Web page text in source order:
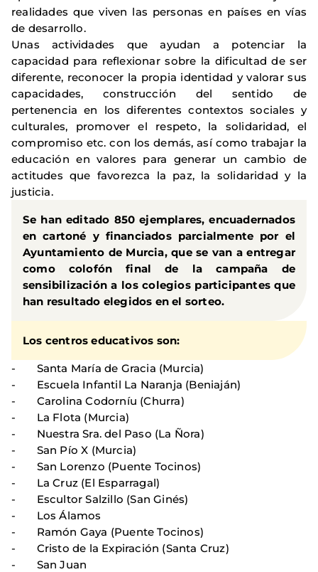
realidades que viven las personas en países en vías
de desarrollo.
Unas actividades que ayudan a potenciar la
capacidad para reflexionar sobre la dificultad de ser
diferente, reconocer la propia identidad y valorar sus
capacidades, construcción del sentido de
pertenencia en los diferentes contextos sociales y
culturales, promover el respeto, la solidaridad, el
compromiso etc. con los demás, así como trabajar la
educación en valores para generar un cambio de
actitudes que favorezca la paz, la solidaridad y la
justicia.
Se han editado 850 ejemplares, encuadernados
en cartoné y financiados parcialmente por el
Ayuntamiento de Murcia, que se van a entregar
como colofón final de la campaña de
sensibilización a los colegios participantes que
han resultado elegidos en el sorteo.
Los centros educativos son:
- Santa María de Gracia (Murcia)
- Escuela Infantil La Naranja (Beniaján)
- Carolina Codorníu (Churra)
- La Flota (Murcia)
- Nuestra Sra. del Paso (La Ñora)
- San Pío X (Murcia)
- San Lorenzo (Puente Tocinos)
- La Cruz (El Esparragal)
- Escultor Salzillo (San Ginés)
- Los Álamos
- Ramón Gaya (Puente Tocinos)
- Cristo de la Expiración (Santa Cruz)
- San Juan